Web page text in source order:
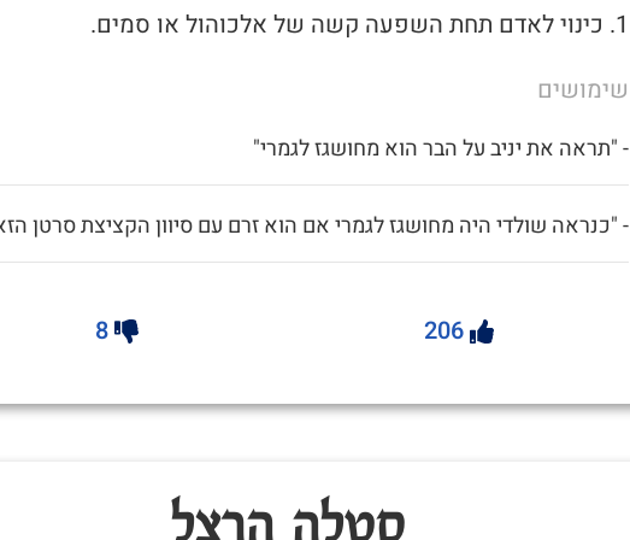
1. כינוי לאדם תחת השפעה קשה של אלכוהול או סמים.
שימושים
- "תראה את יניב על הבר הוא מחושגז לגמרי"
- "כנראה שולדי היה מחושגז לגמרי אם הוא זרם עם סיוון הקציצת סרטן
206
8
סַטְלָה הֵרְצְל